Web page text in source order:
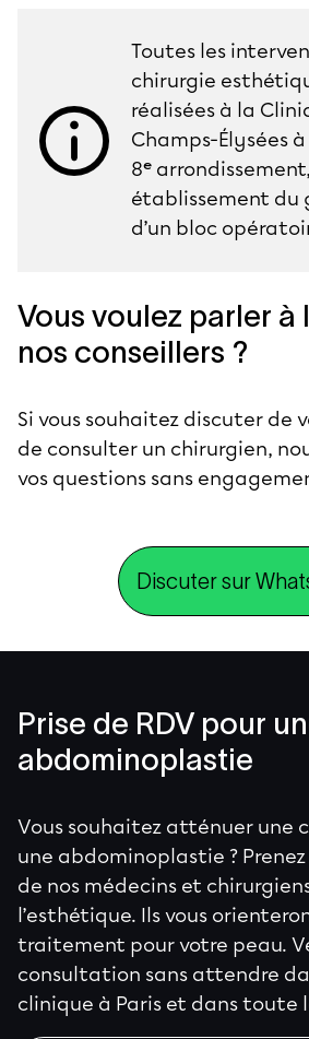
Toutes les
chirurgie
réalisées à la
Champs-Élysées
8ᵉ
établissement du
d’un bloc
Vous voulez parler à
nos conseillers ?
Si vous souhaitez discuter de
de consulter un chirurgien,
vos questions sans
Discuter sur
Prise de RDV pour
abdominoplastie
Vous souhaitez atténuer une
une abdominoplastie ?
de nos médecins et
l’esthétique. Ils vous
traitement pour votre peau.
consultation sans attendre
clinique à Paris et dans toute